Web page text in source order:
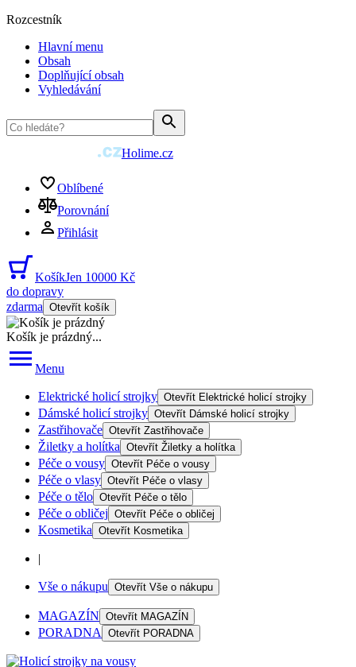
Rozcestník
Hlavní menu
Obsah
Doplňující obsah
Vyhledávání
Holime.cz
Oblíbené
Porovnání
Přihlásit
KošíkJen 10000 Kč
do dopravy
zdarma Otevřít košík
Košík je prázdný...
Menu
Elektrické holicí strojky Otevřít Elektrické holicí strojky
Dámské holicí strojky Otevřít Dámské holicí strojky
Zastřihovače Otevřít Zastřihovače
Žiletky a holítka Otevřít Žiletky a holítka
Péče o vousy Otevřít Péče o vousy
Péče o vlasy Otevřít Péče o vlasy
Péče o tělo Otevřít Péče o tělo
Péče o obličej Otevřít Péče o obličej
Kosmetika Otevřít Kosmetika
|
Vše o nákupu Otevřít Vše o nákupu
MAGAZÍN Otevřít MAGAZÍN
PORADNA Otevřít PORADNA